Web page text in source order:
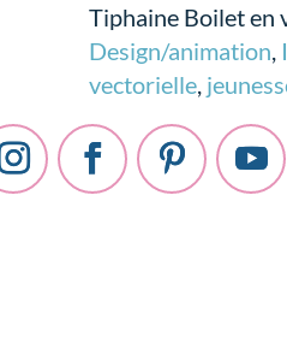
Tiphaine Boilet en
Design/animation,
vectorielle,